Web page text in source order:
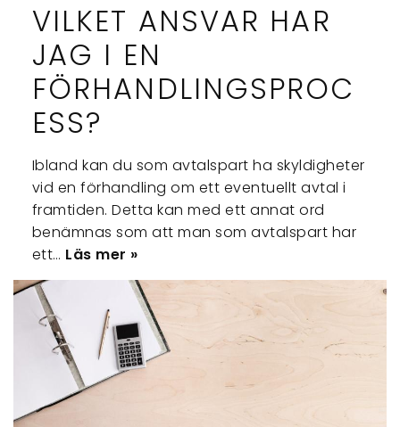
VILKET ANSVAR HAR
JAG I EN
FÖRHANDLINGSPROC
ESS?
Ibland kan du som avtalspart ha skyldigheter
vid en förhandling om ett eventuellt avtal i
framtiden. Detta kan med ett annat ord
benämnas som att man som avtalspart har
ett… Läs mer »